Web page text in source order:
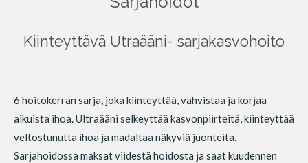
Kiinteyttävä Utraääni- sarjakasvohoito
6 hoitokerran sarja, joka kiinteyttää, vahvistaa ja korjaa
aikuista ihoa. Ultraääni selkeyttää kasvonpiirteitä, kiinteyttää
veltostunutta ihoa ja madaltaa näkyviä juonteita.
Sarjahoidossa maksat viidestä hoidosta ja saat kuudennen